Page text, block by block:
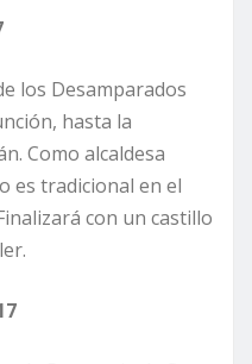
los Desamparados
hasta la
Como alcaldesa
es tradicional en el
con un castillo